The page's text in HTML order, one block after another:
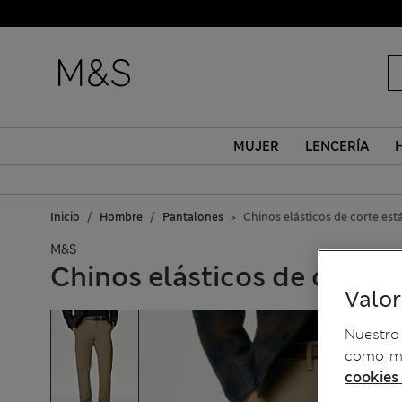
MUJER LENCERÍA
Inicio Hombre Pantalones Chinos elásticos de corte
M&S
Chinos elásticos de corte
como